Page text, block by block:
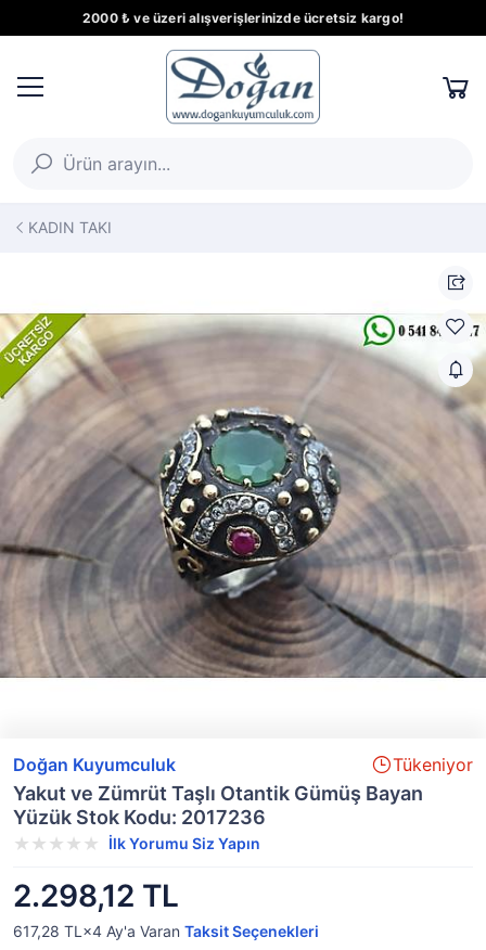
2000 ₺ ve üzeri alışverişlerinizde ücretsiz kargo!
KADIN TAKI
Doğan Kuyumculuk Tükeniyor
Yakut ve Zümrüt Taşlı Otantik Gümüş Bayan
Yüzük Stok Kodu: 2017236
İlk Yorumu Siz Yapın
2.298,12 TL
617,28 TL×4 Ay'a Varan Taksit Seçenekleri